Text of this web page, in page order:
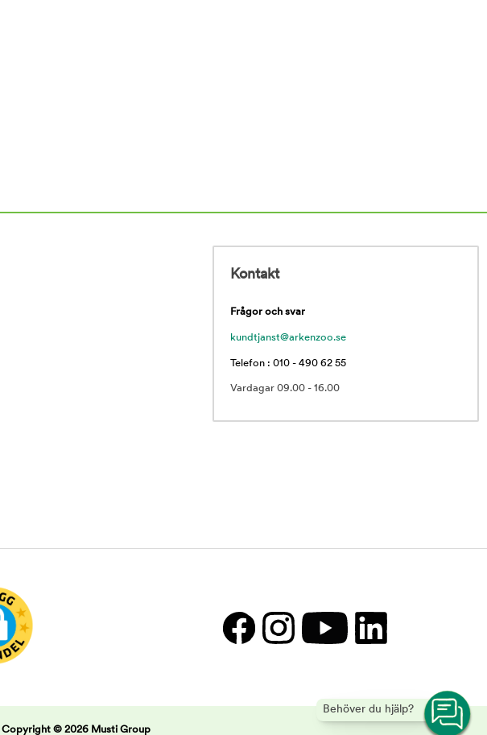
Behöver du hjälp?
Kontakt
Frågor och svar
kundtjanst@arkenzoo.se
Telefon : 010 - 490 62 55
Vardagar 09.00 - 16.00
Copyright © 2026 Musti Group